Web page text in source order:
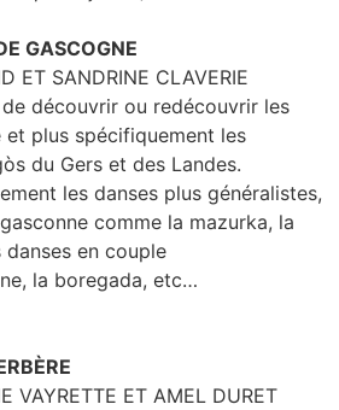
GASCOGNE
ET SANDRINE CLAVERIE
découvrir ou redécouvrir les
et plus spécifiquement les
du Gers et des Landes.
les danses plus généralistes,
comme la mazurka, la
en couple
la boregada, etc…
VAYRETTE ET AMEL DURET